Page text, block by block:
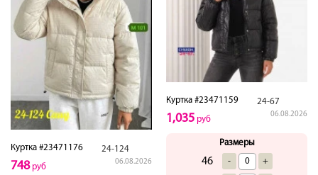
Куртка #23471176 24-124
06.08.2026
748руб
Куртка #23471159 24-67
06.08.2026
1,035 руб
Размеры
46 - +